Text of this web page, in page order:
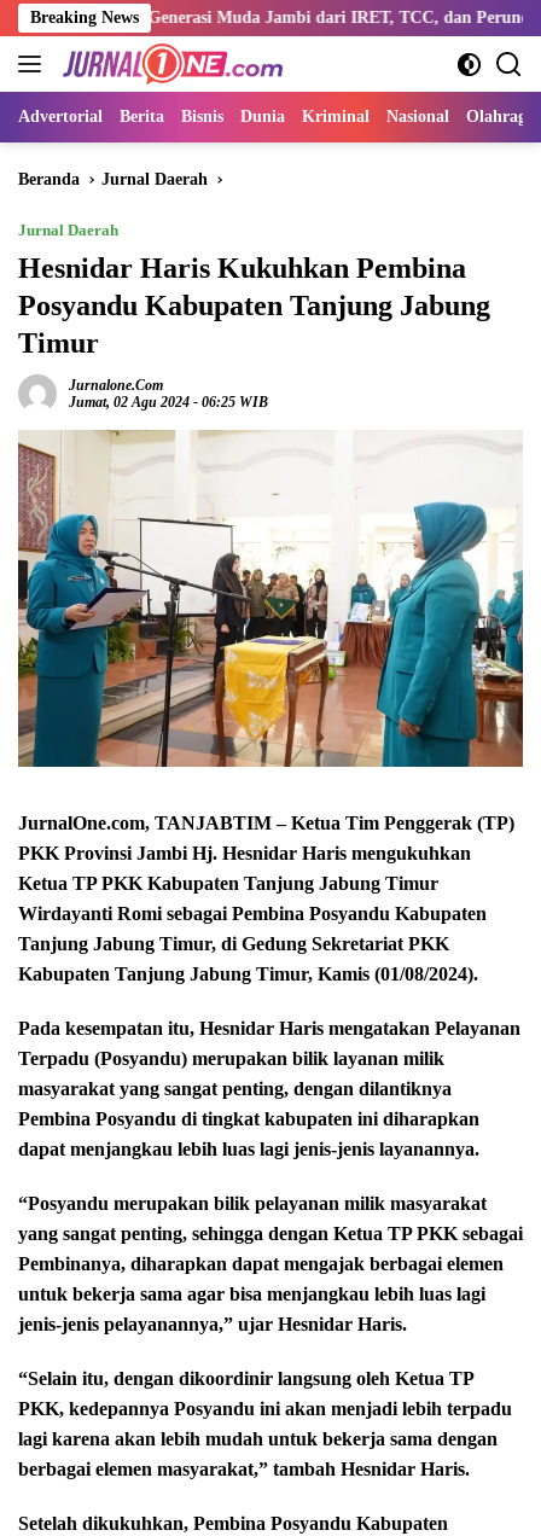
Langsung
ke
konten
Breaking News
Generasi Muda Jambi dari IRET, TCC, dan Perundungan
Advertorial Berita Bisnis Dunia Kriminal Nasional Olahraga
Beranda Jurnal Daerah
Jurnal Daerah
Hesnidar Haris Kukuhkan Pembina
Posyandu Kabupaten Tanjung Jabung
Timur
Jurnalone.com
Jumat, 02 Agu 2024 - 06:25 WIB
JurnalOne.com, TANJABTIM – Ketua Tim Penggerak (TP)
PKK Provinsi Jambi Hj. Hesnidar Haris mengukuhkan
Ketua TP PKK Kabupaten Tanjung Jabung Timur
Wirdayanti Romi sebagai Pembina Posyandu Kabupaten
Tanjung Jabung Timur, di Gedung Sekretariat PKK
Kabupaten Tanjung Jabung Timur, Kamis (01/08/2024).
Pada kesempatan itu, Hesnidar Haris mengatakan Pelayanan
Terpadu (Posyandu) merupakan bilik layanan milik
masyarakat yang sangat penting, dengan dilantiknya
Pembina Posyandu di tingkat kabupaten ini diharapkan
dapat menjangkau lebih luas lagi jenis-jenis layanannya.
“Posyandu merupakan bilik pelayanan milik masyarakat
yang sangat penting, sehingga dengan Ketua TP PKK sebagai
Pembinanya, diharapkan dapat mengajak berbagai elemen
untuk bekerja sama agar bisa menjangkau lebih luas lagi
jenis-jenis pelayanannya,” ujar Hesnidar Haris.
“Selain itu, dengan dikoordinir langsung oleh Ketua TP
PKK, kedepannya Posyandu ini akan menjadi lebih terpadu
lagi karena akan lebih mudah untuk bekerja sama dengan
berbagai elemen masyarakat,” tambah Hesnidar Haris.
Setelah dikukuhkan, Pembina Posyandu Kabupaten